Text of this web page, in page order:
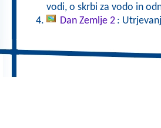
vodi, o skrbi za vodo in
Dan Zemlje 2 :